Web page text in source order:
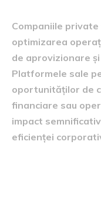
Companiile
optimizarea
de aprovizionare
Platformele sale
oportunităților de
financiare sau
impact
eficienței